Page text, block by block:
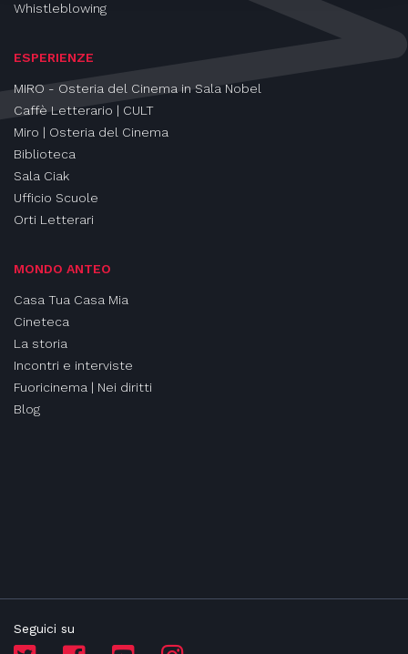
Whistleblowing
ESPERIENZE
MIRO - Osteria del Cinema in Sala Nobel
Caffè Letterario | CULT
Miro | Osteria del Cinema
Biblioteca
Sala Ciak
Ufficio Scuole
Orti Letterari
MONDO ANTEO
Casa Tua Casa Mia
Cineteca
La storia
Incontri e interviste
Fuoricinema | Nei diritti
Blog
Seguici su